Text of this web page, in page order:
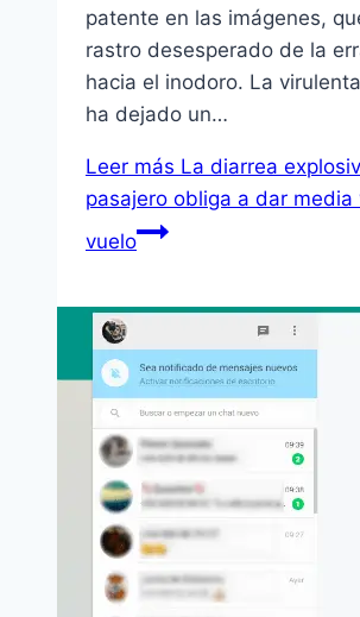
patente en las imágenes,
rastro desesperado de la
hacia el inodoro. La
ha dejado un…
Leer más La diarrea
pasajero obliga a dar media
vuelo